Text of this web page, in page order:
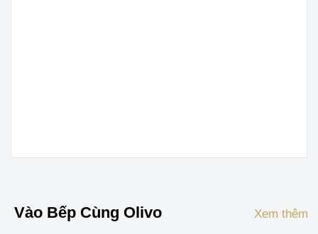
Vào Bếp Cùng Olivo Xem thêm